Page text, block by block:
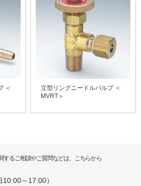
＜
立型リングニードルバルブ ＜
MVRT＞
するご相談やご質問などは、こちらから
～17:00）